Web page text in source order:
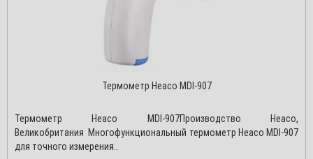
Термометр Heaco MDI-907
Термометр Heaco MDI-907Производство Heaco,
Великобритания Многофункциональный термометр Heaco MDI-907
для точного измерения..